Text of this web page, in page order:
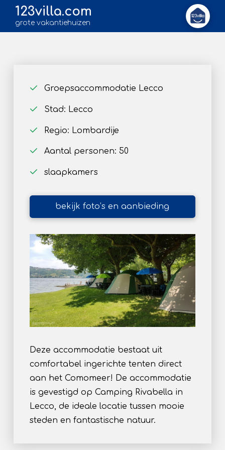
123villa.com
grote vakantiehuizen
Groepsaccommodatie Lecco
Stad: Lecco
Regio: Lombardije
Aantal personen: 50
slaapkamers
bekijk foto’s en aanbieding
Deze accommodatie bestaat uit
comfortabel ingerichte tenten direct
aan het Comomeer! De accommodatie
is gevestigd op Camping Rivabella in
Lecco, de ideale locatie tussen mooie
steden en fantastische natuur.